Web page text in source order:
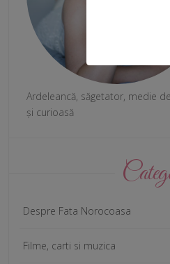
Ardeleancă, săgetator, medie
și curioasă
Despre Fata Norocoasa
Filme, carti si muzica